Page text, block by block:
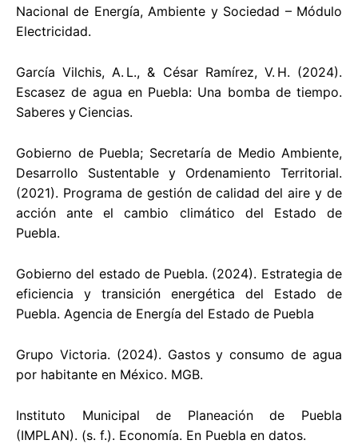
Nacional de Energía, Ambiente y Sociedad – Módulo
Electricidad.
García Vilchis, A. L., & César Ramírez, V. H. (2024).
Escasez de agua en Puebla: Una bomba de tiempo.
Saberes y Ciencias.
Gobierno de Puebla; Secretaría de Medio Ambiente,
Desarrollo Sustentable y Ordenamiento Territorial.
(2021). Programa de gestión de calidad del aire y de
acción ante el cambio climático del Estado de
Puebla.
Gobierno del estado de Puebla. (2024). Estrategia de
eficiencia y transición energética del Estado de
Puebla. Agencia de Energía del Estado de Puebla
Grupo Victoria. (2024). Gastos y consumo de agua
por habitante en México. MGB.
Instituto Municipal de Planeación de Puebla
(IMPLAN). (s. f.). Economía. En Puebla en datos.